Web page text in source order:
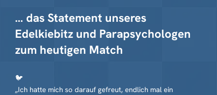
… das Statement unseres
Edelkiebitz und Parapsychologen
zum heutigen Match
🐦
„Ich hatte mich so darauf gefreut, endlich mal ein